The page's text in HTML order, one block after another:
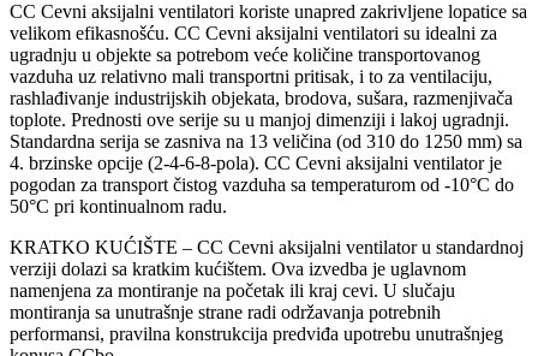
CC Cevni aksijalni ventilatori koriste unapred zakrivljene lopatice sa
velikom efikasnošću. CC Cevni aksijalni ventilatori su idealni za
ugradnju u objekte sa potrebom veće količine transportovanog
vazduha uz relativno mali transportni pritisak, i to za ventilaciju,
rashlađivanje industrijskih objekata, brodova, sušara, razmenjivača
toplote. Prednosti ove serije su u manjoj dimenziji i lakoj ugradnji.
Standardna serija se zasniva na 13 veličina (od 310 do 1250 mm) sa
4. brzinske opcije (2-4-6-8-pola). CC Cevni aksijalni ventilator je
pogodan za transport čistog vazduha sa temperaturom od -10°C do
50°C pri kontinualnom radu.
KRATKO KUĆIŠTE – CC Cevni aksijalni ventilator u standardnoj
verziji dolazi sa kratkim kućištem. Ova izvedba je uglavnom
namenjena za montiranje na početak ili kraj cevi. U slučaju
montiranja sa unutrašnje strane radi održavanja potrebnih
performansi, pravilna konstrukcija predviđa upotrebu unutrašnjeg